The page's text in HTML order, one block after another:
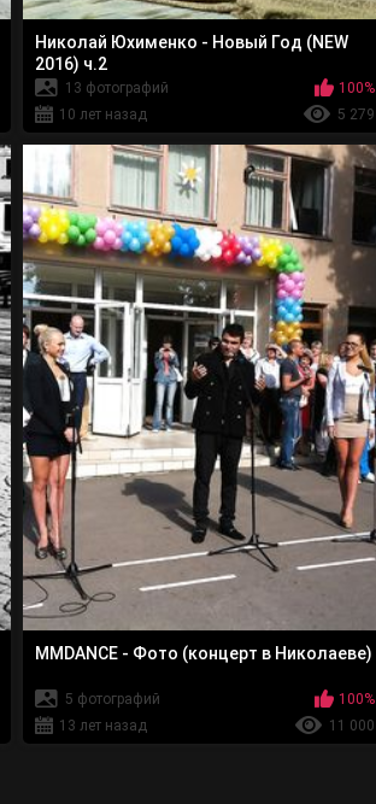
Николай Юхименко - Новый Год (NEW
2016) ч.2
13 фотографий
100%
10 лет назад
5 279
MMDANCE - Фото (концерт в Николаеве)
5 фотографий
100%
13 лет назад
11 000